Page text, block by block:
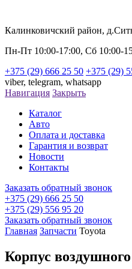
Калинковичский район,
Пн-Пт 10:00-17:00, Сб 10:00-
+375 (29) 666 25 50 +375 (29)
viber, telegram, whatsapp
Навигация Закрыть
Каталог
Авто
Оплата и доставка
Гарантия и возврат
Новости
Контакты
Заказать обратный звонок
+375 (29) 666 25 50
+375 (29) 556 95 20
Заказать обратный звонок
Главная Запчасти Toyota
Корпус